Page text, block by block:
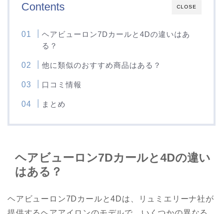
CLOSE
Contents
ヘアビューロン7Dカールと4Dの違いはあ
る？
他に類似のおすすめ商品はある？
口コミ情報
まとめ
ヘアビューロン7Dカールと4Dの違い
はある？
ヘアビューロン7Dカールと4Dは、リュミエリーナ社が